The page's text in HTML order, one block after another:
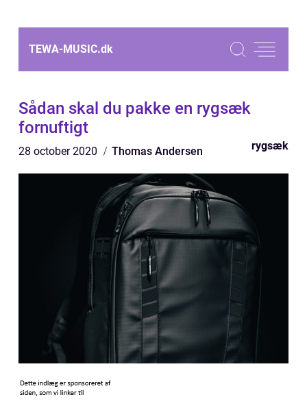
TEWA-MUSIC.dk
Sådan skal du pakke en rygsæk
fornuftigt
28 october 2020 Thomas Andersen rygsæk